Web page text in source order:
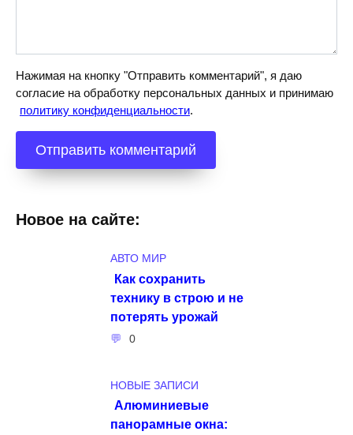
Нажимая на кнопку "Отправить комментарий", я даю
согласие на обработку персональных данных и принимаю
политику конфиденциальности.
Новое на сайте:
АВТО МИР
Как сохранить
технику в строю и не
потерять урожай
0
НОВЫЕ ЗАПИСИ
Алюминиевые
панорамные окна: